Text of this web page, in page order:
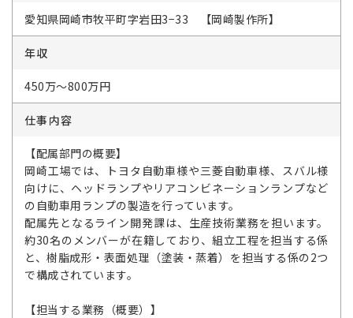
愛知県岡崎市牧平町字岩田3−33 【岡崎製作所】
年収
450万～800万円
仕事内容
【配属部門の概要】
岡崎工場では、トヨタ自動車様や三菱自動車様、スバル様
向けに、ヘッドランプやリアコンビネーションランプなど
の自動車用ランプの製造を行っています。
配属先となるライン開発課は、生産技術業務を担います。
約30名のメンバーが在籍しており、組立工程を担当する係
と、樹脂成形・表面処理（塗装・蒸着）を担当する係の2つ
で構成されています。
【担当する業務（概要）】